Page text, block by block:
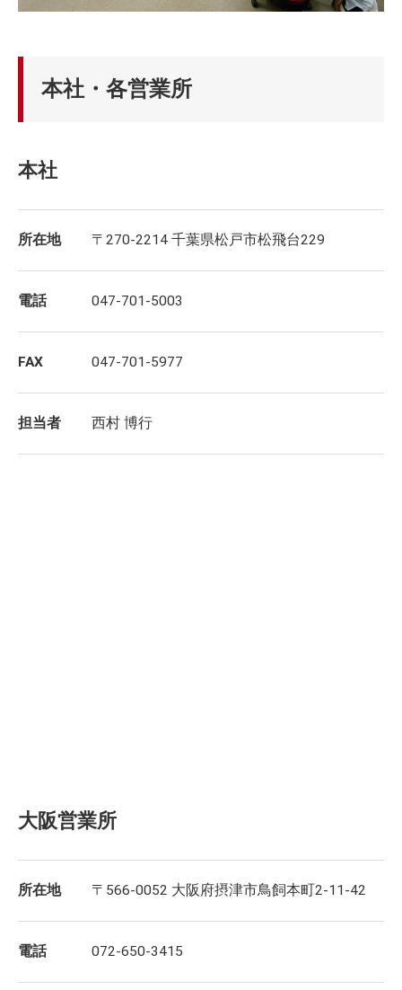
本社・各営業所
本社
所在地 〒270-2214 千葉県松戸市松飛台229
電話 047-701-5003
FAX 047-701-5977
担当者 西村 博行
大阪営業所
所在地 〒566-0052 大阪府摂津市鳥飼本町2-11-42
電話 072-650-3415